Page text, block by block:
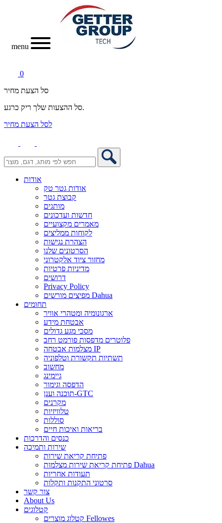
menu
0
סל הצעת מחיר
סל ההצעות שלך ריק כרגע.
לסל הצעת מחיר
אודות
אודות גטר טק
קבוצת גטר
מותגים
חדשות ועדכונים
מאמרים מקצועיים
לקוחות ממליצים
הצהרת נגישות
הסרטונים שלנו
מחזור ציוד אלקטרוני
מדיניות פרטיות
דרושים
Privacy Policy
מפיצים מורשים Dahua
תחומים
ארגונומיה ומטהרי אוויר
אבטחת מידע
מסכי מגע גדולים
פלוטרים מדפסות פורמט רחב
מצלמות אבטחה IP
תשתיות תקשורת וטלפוניה
מחשוב
גיימינג
הדפסה וגימור
תוכנה וענן-GTC
מקרנים
טלוויזיות
סוללות
בריאות ואיכות חיים
כנסים והדרכות
שירות ותמיכה
פתיחת קריאת שירות
פתיחת קריאת שירות מצלמות Dahua
תעודות אחריות
סרטוני התקנות ותקלות
צור קשר
About Us
קטלוגים
קטלוג מוצרים Fellowes